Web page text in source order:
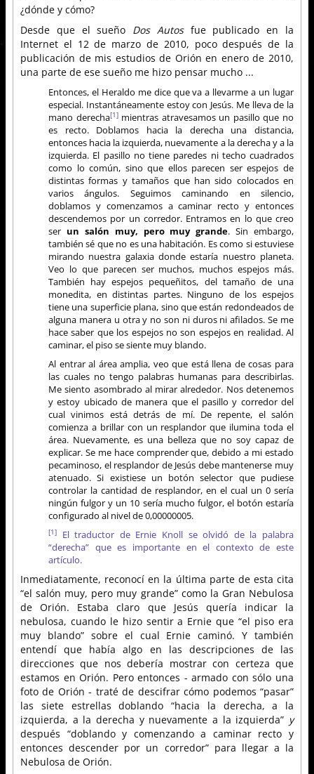
¿dónde y cómo?
Desde que el sueño Dos Autosfue publicado en la
Internet el 12 de marzo de 2010, poco después de la
publicación de mis estudios de Orión en enero de 2010,
una parte de ese sueño me hizo pensar mucho ...
Entonces, el Heraldo me dice que va a llevarme a un lugar
especial. Instantáneamente estoy con Jesús. Me lleva de la
mano derecha[1] mientras atravesamos un pasillo que no
es recto. Doblamos hacia la derecha una distancia,
entonces hacia la izquierda, nuevamente a la derecha y a la
izquierda. El pasillo no tiene paredes ni techo cuadrados
como lo común, sino que ellos parecen ser espejos de
distintas formas y tamaños que han sido colocados en
varios ángulos. Seguimos caminando en silencio,
doblamos y comenzamos a caminar recto y entonces
descendemos por un corredor. Entramos en lo que creo
ser un salón muy, pero muy grande. Sin embargo,
también sé que no es una habitación. Es como si estuviese
mirando nuestra galaxia donde estaría nuestro planeta.
Veo lo que parecen ser muchos, muchos espejos más.
También hay espejos pequeñitos, del tamaño de una
monedita, en distintas partes. Ninguno de los espejos
tiene una superficie plana, sino que están redondeados de
alguna manera u otra y no son ni duros ni afilados. Se me
hace saber que los espejos no son espejos en realidad. Al
caminar, el piso se siente muy blando.
Al entrar al área amplia, veo que está llena de cosas para
las cuales no tengo palabras humanas para describirlas.
Me siento asombrado al mirar alrededor. Nos detenemos
y estoy ubicado de manera que el pasillo y corredor del
cual vinimos está detrás de mí. De repente, el salón
comienza a brillar con un resplandor que ilumina toda el
área. Nuevamente, es una belleza que no soy capaz de
explicar. Se me hace comprender que, debido a mi estado
pecaminoso, el resplandor de Jesús debe mantenerse muy
atenuado. Si existiese un botón selector que pudiese
controlar la cantidad de resplandor, en el cual un 0 sería
ningún fulgor y un 10 sería mucho fulgor, el botón estaría
configurado al nivel de 0,00000005.
[1]
El traductor de Ernie Knoll se olvidó de la palabra
“derecha” que es importante en el contexto de este
artículo.
Inmediatamente, reconocí en la última parte de esta cita
“el salón muy, pero muy grande” como la Gran Nebulosa
de Orión. Estaba claro que Jesús quería indicar la
nebulosa, cuando le hizo sentir a Ernie que “el piso era
muy blando” sobre el cual Ernie caminó. Y también
entendí que había algo en las descripciones de las
direcciones que nos debería mostrar con certeza que
estamos en Orión. Pero entonces - armado con sólo una
foto de Orión - traté de descifrar cómo podemos “pasar”
las siete estrellas doblando “hacia la derecha, a la
izquierda, a la derecha y nuevamente a la izquierda” y
después “doblando y comenzando a caminar recto y
entonces descender por un corredor” para llegar a la
Nebulosa de Orión.